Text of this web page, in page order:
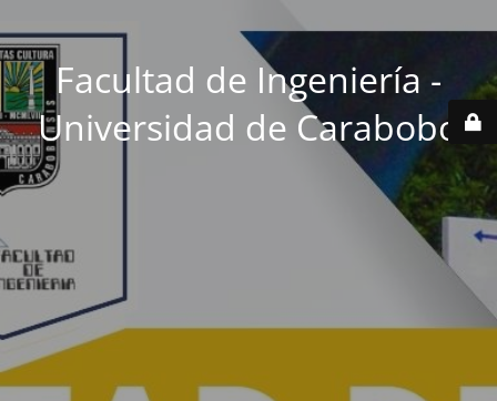
Facultad de Ingeniería -
Universidad de Carabobo